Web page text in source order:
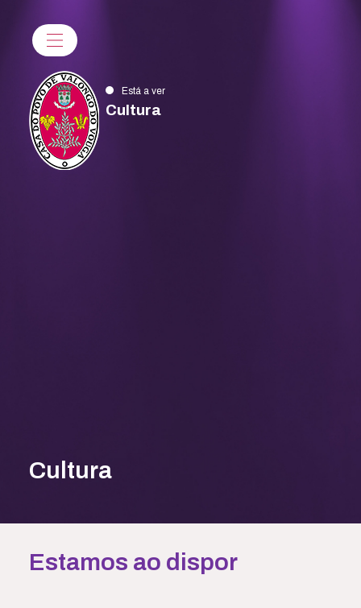
Está a ver
Cultura
Cultura
Estamos ao dispor